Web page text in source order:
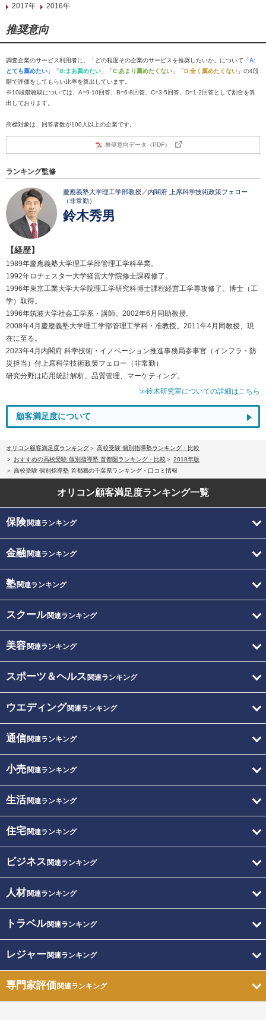
2017年
2016年
推奨意向
調査企業のサービス利用者に、「どの程度その企業のサービスを推奨したいか」について「A:
とても薦めたい 」「B:まあ薦めたい 」「C:あまり薦めたくない 」「D:全く薦めたくない 」の4段
階で評価をしてもらい比率を算出しています。
※10段階聴取については、A=9-10回答、B=6-8回答、C=3-5回答、D=1-2回答として割合を算
出しております。
商標対象は、回答者数が100人以上の企業です。
推奨意向データ（PDF）
ランキング監修
慶應義塾大学理工学部教授／内閣府 上席科学技術政策フェロー
（非常勤）
鈴木秀男
【経歴】
1989年慶應義塾大学理工学部管理工学科卒業。
1992年ロチェスター大学経営大学院修士課程修了。
1996年東京工業大学大学院理工学研究科博士課程経営工学専攻修了。博士（工
学）取得。
1996年筑波大学社会工学系・講師。2002年6月同助教授。
2008年4月慶應義塾大学理工学部管理工学科・准教授。2011年4月同教授、現
在に至る。
2023年4月内閣府 科学技術・イノベーション推進事務局参事官（インフラ・防
災担当）付上席科学技術政策フェロー（非常勤）
研究分野は応用統計解析、品質管理、マーケティング。
≫鈴木研究室についての詳細はこちら
顧客満足度について
オリコン顧客満足度ランキング
高校受験 個別指導塾ランキング・比較
おすすめの高校受験 個別指導塾 首都圏ランキング・比較
2018年版
高校受験 個別指導塾 首都圏の千葉県ランキング・口コミ情報
オリコン顧客満足度ランキング一覧
保険関連ランキング
金融関連ランキング
塾関連ランキング
スクール関連ランキング
美容関連ランキング
スポーツ＆ヘルス 関連ランキング
ウエディング関連ランキング
通信関連ランキング
小売関連ランキング
生活関連ランキング
住宅関連ランキング
ビジネス 関連ランキング
人材関連ランキング
トラベル関連ランキング
レジャー関連ランキング
専門家評価関連ランキング